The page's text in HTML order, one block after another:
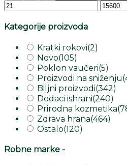
Kategorije proizvoda
Kratki rokovi(2)
Novo(105)
Poklon vaučeri(5)
Proizvodi na sniženju
Biljni proizvodi(342)
Dodaci ishrani(240)
Prirodna kozmetika
Zdrava hrana(464)
Ostalo(120)
Robne marke -